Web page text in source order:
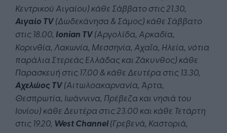
Κεντρικού Αιγαίου) κάθε Σάββατο στις 21.30,
Αιγαίo TV(Δωδεκάνησα & Σάμος) κάθε Σάββατο
στις 18.00, Ionian TV(Αργολίδα, Αρκαδία,
Κορινθία, Λακωνία, Μεσσηνία, Αχαΐα, Ηλεία, νότια
παράλια Στερεάς Ελλάδας και Ζάκυνθος) κάθε
Παρασκευή στις 17.00 & κάθε Δευτέρα στις 13.30,
Αχελώος TV(Αιτωλοακαρνανία, Άρτα,
Θεσπρωτία, Ιωάννινα, Πρέβεζα και νησιά του
Ιονίου) κάθε Δευτέρα στις 23.00 και κάθε Τετάρτη
στις 19.20, West Channel(Γρεβενά, Καστοριά,